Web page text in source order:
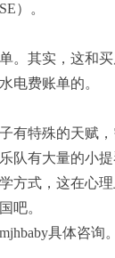
）。
。其实，这和
电费账单的。
有特殊的天赋
队有大量的小
方式，这在心
吧。
具体咨询。